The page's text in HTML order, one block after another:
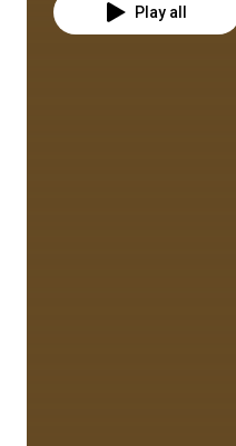
Play all